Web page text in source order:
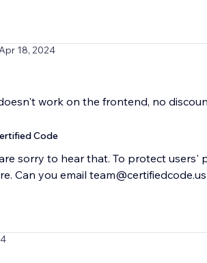
18, 2024
work on the frontend, no
Code
sorry to hear that. To protect
Can you email